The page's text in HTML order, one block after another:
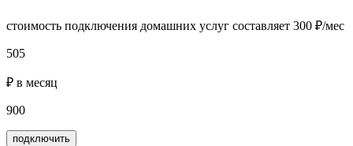
стоимость подключения домашних услуг составляет 300 ₽/мес
505
₽ в месяц
900
подключить